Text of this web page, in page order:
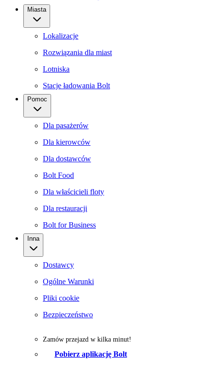
Miasta
Lokalizacje
Rozwiązania dla miast
Lotniska
Stacje ładowania Bolt
Pomoc
Dla pasażerów
Dla kierowców
Dla dostawców
Bolt Food
Dla właścicieli floty
Dla restauracji
Bolt for Business
Inna
Dostawcy
Ogólne Warunki
Pliki cookie
Bezpieczeństwo
Zamów przejazd w kilka minut!
Pobierz aplikację Bolt